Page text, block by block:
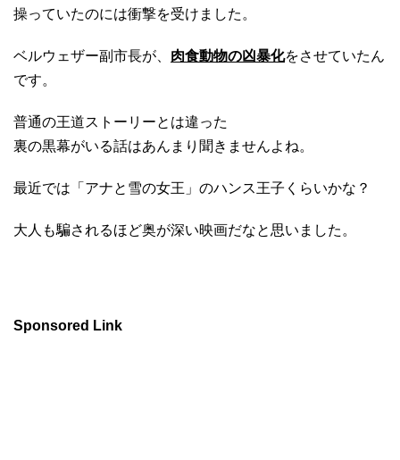
操っていたのには衝撃を受けました。
ベルウェザー副市長が、 肉食動物の凶暴化をさせていたん
です。
普通の王道ストーリーとは違った
裏の黒幕がいる話はあんまり聞きませんよね。
最近では「アナと雪の女王」のハンス王子くらいかな？
大人も騙されるほど奥が深い映画だなと思いました。
Sponsored Link